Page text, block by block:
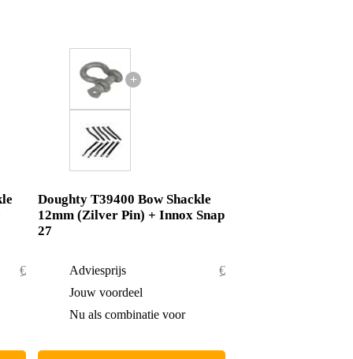
€ 36,55
+
Doughty T39400 Bow Shackle
12mm (Zilver Pin) + Innox Snap
27
Adviesprijs
€ 13,05
Jouw voordeel
Nu als combinatie voor